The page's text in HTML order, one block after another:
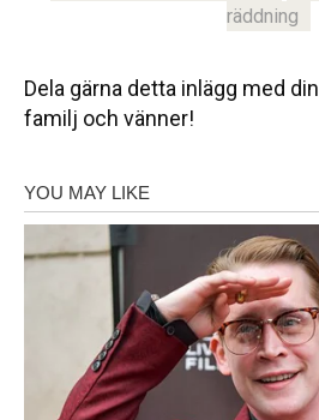
räddning
Dela gärna detta inlägg med din
familj och vänner!